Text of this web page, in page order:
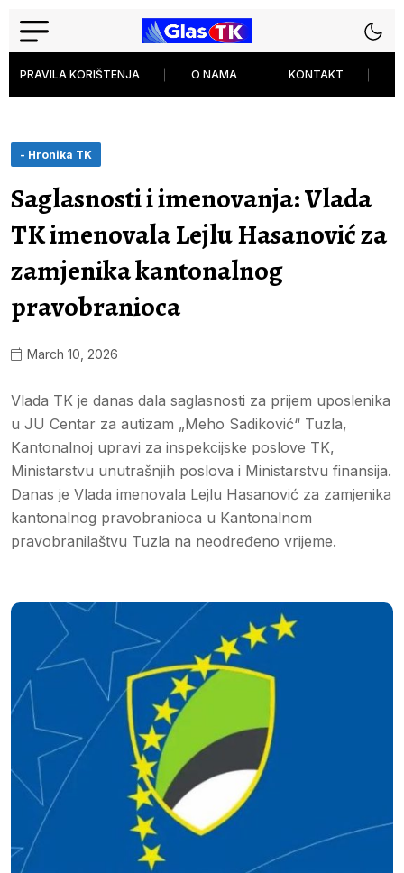
PRAVILA KORIŠTENJA O NAMA KONTAKT
- Hronika TK
Saglasnosti i imenovanja: Vlada
TK imenovala Lejlu Hasanović za
zamjenika kantonalnog
pravobranioca
March 10, 2026
Vlada TK je danas dala saglasnosti za prijem uposlenika
u JU Centar za autizam „Meho Sadiković“ Tuzla,
Kantonalnoj upravi za inspekcijske poslove TK,
Ministarstvu unutrašnjih poslova i Ministarstvu finansija.
Danas je Vlada imenovala Lejlu Hasanović za zamjenika
kantonalnog pravobranioca u Kantonalnom
pravobranilaštvu Tuzla na neodređeno vrijeme.